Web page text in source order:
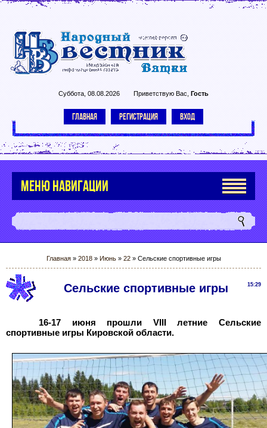
Суббота, 08.08.2026 Приветствую Вас Гость
ГЛАВНАЯ РЕГИСТРАЦИЯ ВХОД
МЕНЮ НАВИГАЦИИ
Главная» 2018 » Июнь » 22» Сельские спортивные игры
15:29
Сельские спортивные игры
16-17 июня прошли VIII летние Сельские
спортивные игры Кировской области.